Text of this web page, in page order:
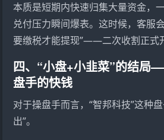
本质是短期内快速归集大量资金，
兑付压力瞬间爆表。这时候，客服
要缴税才能提现”——二次收割正式
四、“小盘+小韭菜”的结局
盘手的快钱
对于操盘手而言，“智邦科技”这种
出”。